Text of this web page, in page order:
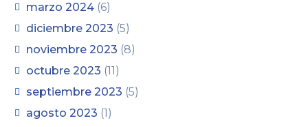
marzo 2024 (6)
diciembre 2023 (5)
noviembre 2023 (8)
octubre 2023 (11)
septiembre 2023 (5)
agosto 2023 (1)